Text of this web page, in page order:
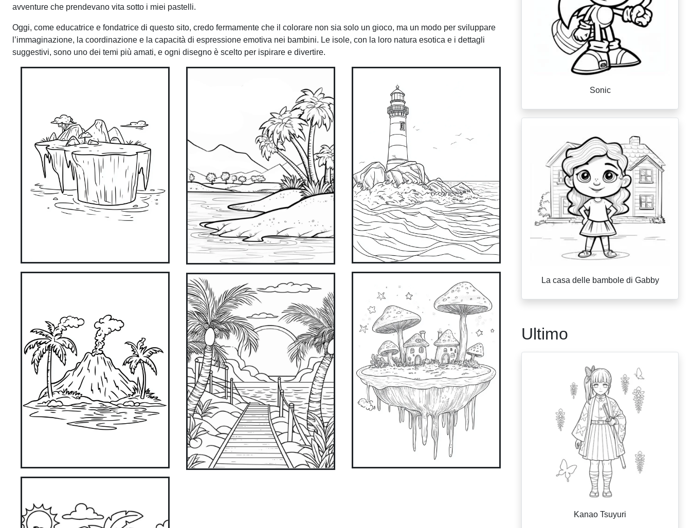
avventure che prendevano vita sotto i miei pastelli.
Oggi, come educatrice e fondatrice di questo sito, credo fermamente che il colorare non sia solo un gioco, ma un modo per sviluppare
l’immaginazione, la coordinazione e la capacità di espressione emotiva nei bambini. Le isole, con la loro natura esotica e i dettagli
suggestivi, sono uno dei temi più amati, e ogni disegno è scelto per ispirare e divertire.
Sonic
La casa delle bambole di Gabby
Ultimo
Kanao Tsuyuri